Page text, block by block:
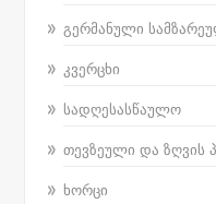
გერმანული
კვერცხი
სადღესასწაულო
თევზეული და ზღვის
ხორცი